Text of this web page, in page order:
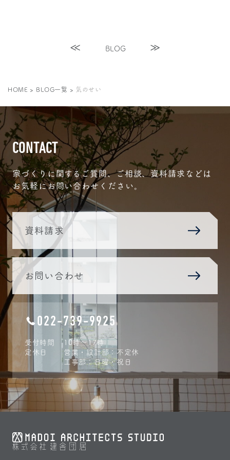
BLOG
HOME > BLOG一覧 > 気のせい
CONTACT
家づくりに関するご質問、ご相談、資料請求などは
お気軽にお問い合わせください。
資料請求
お問い合わせ
022-739-9925
受付時間
10時〜17時
定休日
営業・設計部：不定休
工事部：日曜・祝日